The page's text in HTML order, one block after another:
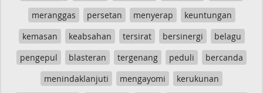
meranggas
persetan menyerap
keuntungan
kemasan
keabsahan tersirat bersinergi
belagu
pengepul
blasteran tergenang peduli
bercanda
menindaklanjuti
mengayomi
kerukunan